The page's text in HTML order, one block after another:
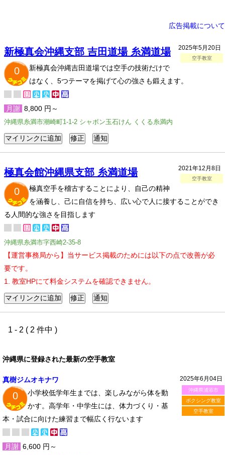
広告掲載について
2025年5月20日
空手教室
新極真会沖縄支部 吉田道場 糸満道場
0
新極真会沖縄吉田道場では空手の技術だけで
はなく、5つテーマを掲げて心の強さも鍛えます。
月謝 8,800 円～
沖縄県糸満市潮崎町1-1-2 シャボン玉石けん くくる糸満内
2021年12月8日
空手教室
極真会館沖縄県支部 糸満道場
0
極真空手を稽古することにより、自己の精神
を涵養し、己に自信を持ち、広い心で人に接することができ
る人間的な強さを目指します
沖縄県糸満市字西崎2-35-8
【運営事務局から】当サービス掲載のためには以下の点で改善が必
要です。
1. 教室HPにて料金システムを確認できません。
1 - 2 ( 2 件中 )
沖縄県に登録された最新の空手教室
2025年6月04日
沖縄県浦添市
ボクシング教室
空手教室
真樹ジムオキナワ
0
小学校低学年生までは、楽しみながら体を動
かす。高学年・中学生には、体力づくり・基
本・試合に向けた練習まで幅広く行ないます
月謝 6,600 円～